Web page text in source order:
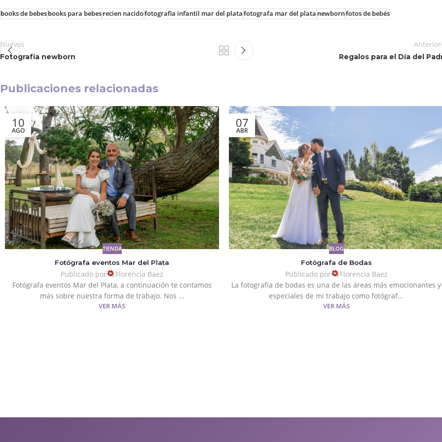
books de bebesbooks para bebesrecien nacidofotografia infantil mar del platafotografa mar del platanewbornfotos de bebés
Nuevos
Fotografía newborn Regalos para el Día del
Publicaciones relacionadas
10
AGO
TIENDA
Fotógrafa eventos Mar del Plata
Publicado por
Florencia Baez
Fotógrafa eventos Mar del Plata, a continuación te contamos
más sobre nuestra forma de trabajo. Nos ...
VER MÁS
07
ABR
BLOG
Fotógrafa de Bodas
Publicado por
Florencia Baez
La fotografía de bodas es una de las áreas más emocionantes y
especiales de mi trabajo como fotógraf...
VER MÁS